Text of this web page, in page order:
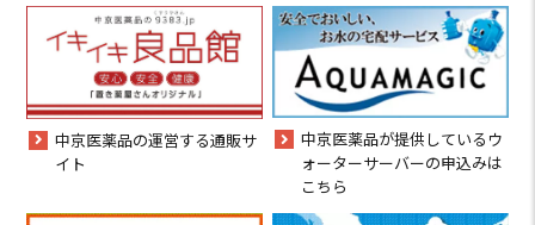
中京医薬品の運営する通販サ
イト
中京医薬品が提供しているウ
ォーターサーバーの申込みは
こちら